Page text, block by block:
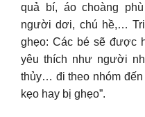
quả bí, áo choàng
người dơi, chú hề,…
ghẹo: Các bé sẽ được
yêu thích như người
thủy… đi theo nhóm
kẹo hay bị ghẹo”.